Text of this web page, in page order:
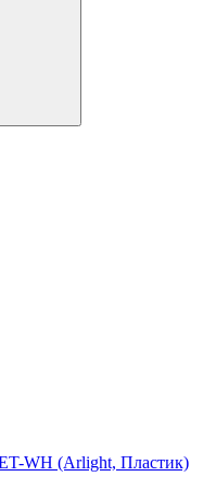
WH (Arlight, Пластик)